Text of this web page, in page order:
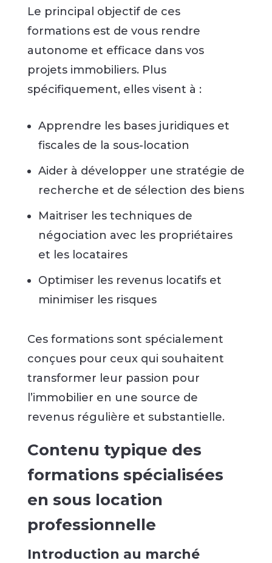
Le principal objectif de ces
formations est de vous rendre
autonome et efficace dans vos
projets immobiliers. Plus
spécifiquement, elles visent à :
Apprendre les bases juridiques et
fiscales de la sous-location
Aider à développer une stratégie de
recherche et de sélection des biens
Maitriser les techniques de
négociation avec les propriétaires
et les locataires
Optimiser les revenus locatifs et
minimiser les risques
Ces formations sont spécialement
conçues pour ceux qui souhaitent
transformer leur passion pour
l’immobilier en une source de
revenus régulière et substantielle.
Contenu typique des
formations spécialisées
en sous location
professionnelle
Introduction au marché